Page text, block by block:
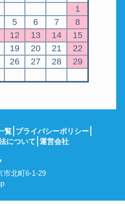
1
5 6 7
8
12 13 14
15
19 20 21
22
26 27 28
29
覧 プライバシーポリシー
について 運営会社
北町6-1-29